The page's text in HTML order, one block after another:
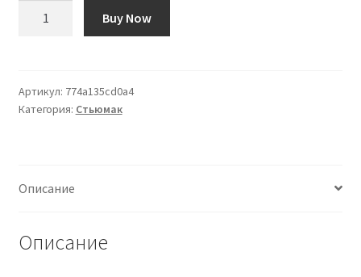
Pastillas
P-
de
Buy Now
Артикул: 774a135cd0a4
Категория: Стьюмак
Описание
Описание